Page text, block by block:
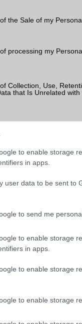
the Sale of my
processing my
Collection, Use,
that Is Unrelated
to enable storage
in apps.
user data to be sent to
to send me
to enable storage
in apps.
to enable storage
to enable storage
MMS
Bluetooth
Wi-Fi (alap)g/b
Wi-Fi extra
NFC
GPS
AKKUMULÁTOR